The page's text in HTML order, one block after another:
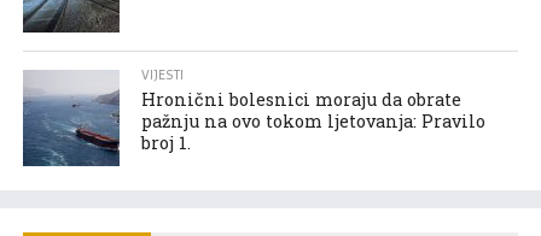
VIJESTI
Hronični bolesnici moraju da obrate
pažnju na ovo tokom ljetovanja: Pravilo
broj 1.